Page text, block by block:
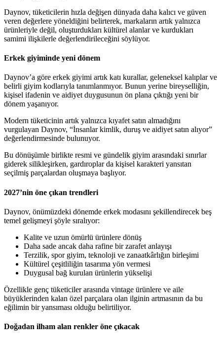
Daynov, tüketicilerin hızla değişen dünyada daha kalıcı ve güven
veren değerlere yöneldiğini belirterek, markaların artık yalnızca
ürünleriyle değil, oluşturdukları kültürel alanlar ve kurdukları
samimi ilişkilerle değerlendirileceğini söylüyor.
Erkek giyiminde yeni dönem
Daynov’a göre erkek giyimi artık katı kurallar, geleneksel kalıplar ve
belirli giyim kodlarıyla tanımlanmıyor. Bunun yerine bireyselliğin,
kişisel ifadenin ve aidiyet duygusunun ön plana çıktığı yeni bir
dönem yaşanıyor.
Modern tüketicinin artık yalnızca kıyafet satın almadığını
vurgulayan Daynov, “İnsanlar kimlik, duruş ve aidiyet satın alıyor”
değerlendirmesinde bulunuyor.
Bu dönüşümle birlikte resmi ve gündelik giyim arasındaki sınırlar
giderek silikleşirken, gardıroplar da kişisel karakteri yansıtan
seçilmiş parçalardan oluşmaya başlıyor.
2027’nin öne çıkan trendleri
Daynov, önümüzdeki dönemde erkek modasını şekillendirecek beş
temel gelişmeyi şöyle sıralıyor:
Kalite ve uzun ömürlü ürünlere dönüş
Daha sade ancak daha rafine bir zarafet anlayışı
Terzilik, spor giyim, teknoloji ve zanaatkârlığın birleşimi
Kültürel çeşitliliğin tasarıma yön vermesi
Duygusal bağ kurulan ürünlerin yükselişi
Özellikle genç tüketiciler arasında vintage ürünlere ve aile
büyüklerinden kalan özel parçalara olan ilginin artmasının da bu
eğilimin bir yansıması olduğu belirtiliyor.
Doğadan ilham alan renkler öne çıkacak